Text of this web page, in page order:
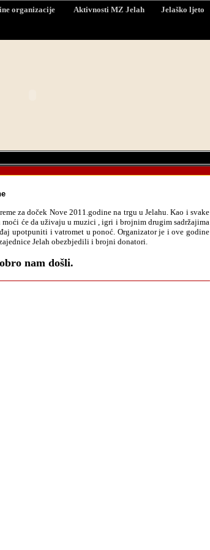
organizacije Aktivnosti MZ Jelah Jelaško ljeto
za doček Nove 2011.godine na trgu u Jelahu. Kao i svake
će da uživaju u muzici , igri i brojnim drugim sadržajima
upotpuniti i vatromet u ponoć. Organizator je i ove godine
Jelah obezbjedili i brojni donatori.
nam došli.